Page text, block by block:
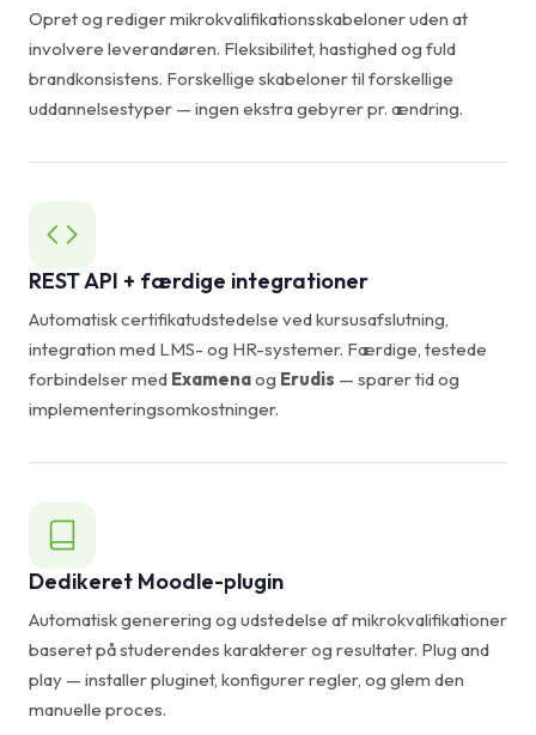
Opret og rediger mikrokvalifikationsskabeloner uden at
involvere leverandøren. Fleksibilitet, hastighed og fuld
brandkonsistens. Forskellige skabeloner til forskellige
uddannelsestyper — ingen ekstra gebyrer pr. ændring.
REST API + færdige integrationer
Automatisk certifikatudstedelse ved kursusafslutning,
integration med LMS- og HR-systemer. Færdige, testede
forbindelser med Examenaog Erudis — sparer tid og
implementeringsomkostninger.
Dedikeret Moodle-plugin
Automatisk generering og udstedelse af mikrokvalifikationer
baseret på studerendes karakterer og resultater. Plug and
play — installer pluginet, konfigurer regler, og glem den
manuelle proces.